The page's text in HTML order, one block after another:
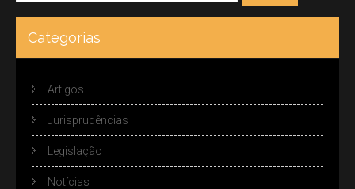
Categorias
Artigos
Jurisprudências
Legislação
Notícias